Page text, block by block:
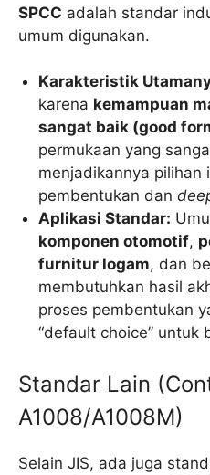
SPCC adalah standar
umum digunakan.
Karakteristik
karena kemampuan
sangat baik (good
permukaan yang
menjadikannya pilihan
pembentukan dan
Aplikasi Standar:
komponen otomotif,
furnitur logam, dan
membutuhkan hasil
proses pembentukan
“default choice” untuk
Standar Lain
A1008/A1008M)
Selain JIS, ada juga